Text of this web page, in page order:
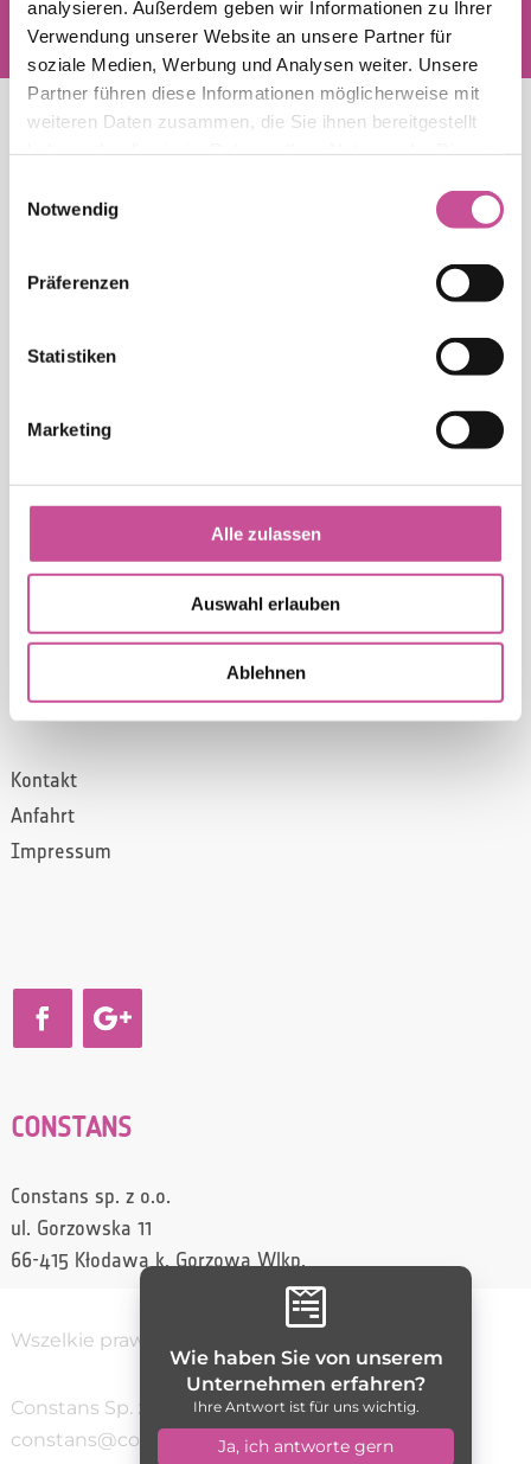
analysieren. Außerdem geben wir Informationen zu Ihrer
Verwendung unserer Website an unsere Partner für
soziale Medien, Werbung und Analysen weiter. Unsere
Partner führen diese Informationen möglicherweise mit
weiteren Daten zusammen, die Sie ihnen bereitgestellt
Notwendig
Präferenzen
Statistiken
Marketing
Alle zulassen
Auswahl erlauben
Ablehnen

Wie haben Sie von unserem
Unternehmen erfahren?
Ihre Antwort ist für uns wichtig.
Ja, ich antworte gern
Seit 2022 gehört CONSTANS zur
Produktionsgruppe NXB.
Mängelanzeige
Allgemeine Verkaufsbedingungen
DSGVO
Datenschutzerklärung
KONTAKT
Kontakt
Anfahrt
Impressum
CONSTANS
Constans sp. z o.o.
ul. Gorzowska 11
66-415 Kłodawa k. Gorzowa Wlkp.
Wszelkie prawa zastrzeżone / Constans
Constans Sp. z o.o.
(95) 728 70 10
constans@constans.pl 5992735261